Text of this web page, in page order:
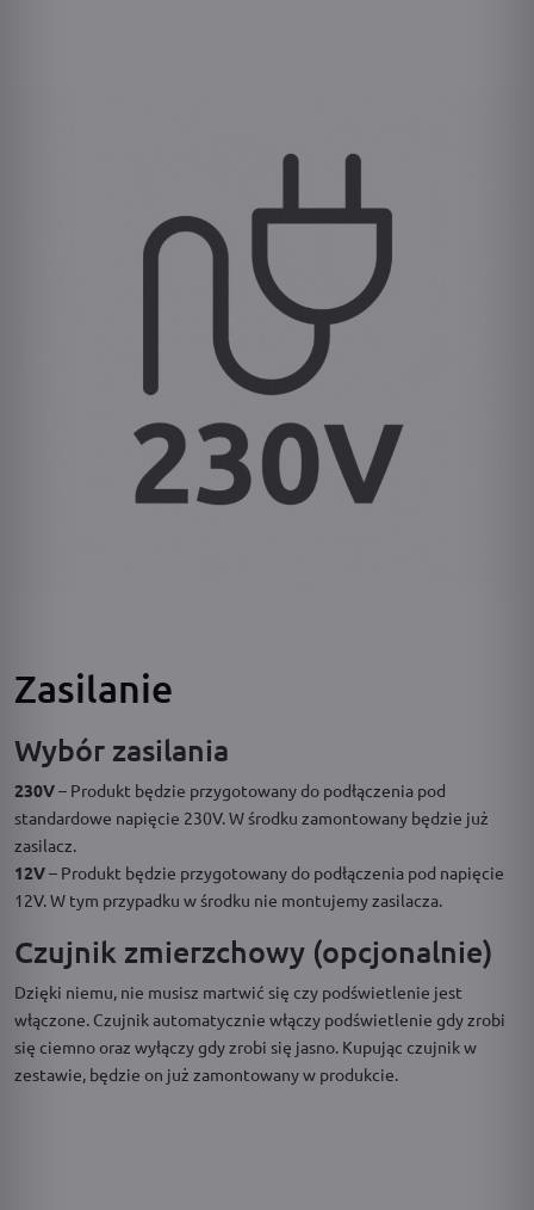
Zasilanie
Wybór zasilania
230V– Produkt będzie przygotowany do podłączenia pod
standardowe napięcie 230V. W środku zamontowany będzie już
zasilacz.
12V– Produkt będzie przygotowany do podłączenia pod napięcie
12V. W tym przypadku w środku nie montujemy zasilacza.
Czujnik zmierzchowy (opcjonalnie)
Dzięki niemu, nie musisz martwić się czy podświetlenie jest
włączone. Czujnik automatycznie włączy podświetlenie gdy zrobi
się ciemno oraz wyłączy gdy zrobi się jasno. Kupując czujnik w
zestawie, będzie on już zamontowany w produkcie.